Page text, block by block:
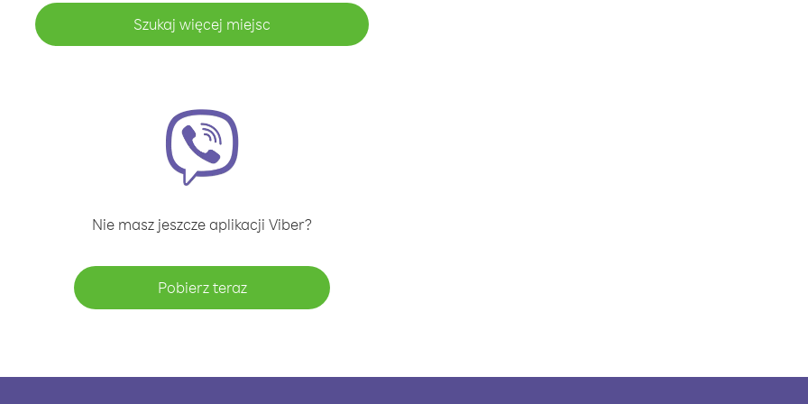
Szukaj więcej miejsc
Nie masz jeszcze aplikacji Viber?
Pobierz teraz